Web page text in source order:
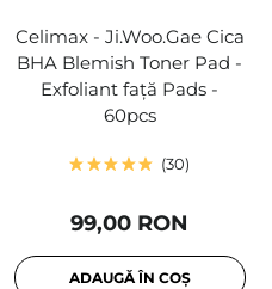
Celimax - Ji.Woo.Gae Cica
BHA Blemish Toner Pad -
Exfoliant față Pads -
60pcs
30
99,00 RON
ADAUGĂ ÎN COȘ